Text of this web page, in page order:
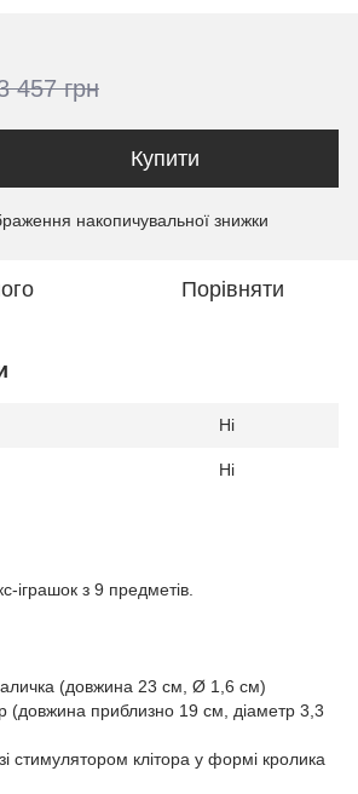
457 грн
Купити
накопичувальної знижки
Порівняти
Ні
Ні
іграшок з 9 предметів.
(довжина 23 см, Ø 1,6 см)
(довжина приблизно 19 см, діаметр 3,3
стимулятором клітора у формі кролика